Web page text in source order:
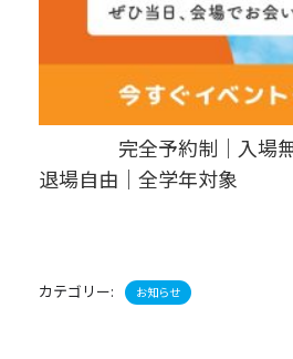
完全予約制｜入場無
退場自由｜全学年対象
カテゴリー: お知らせ